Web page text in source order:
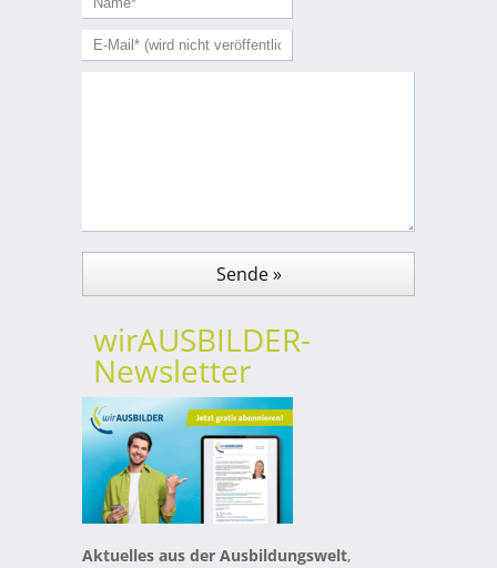
wirAUSBILDER-
Newsletter
Aktuelles aus der Ausbildungswelt,